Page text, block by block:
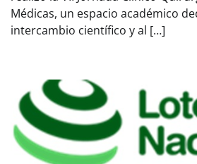
Médicas, un espacio académico
intercambio científico y al […]